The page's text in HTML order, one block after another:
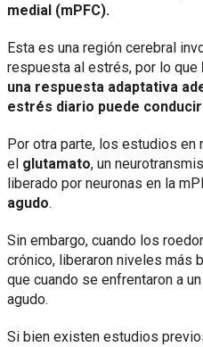
medial (mPFC).
Esta es una región cerebral
respuesta al estrés, por lo que
una respuesta adaptativa
estrés diario puede
Por otra parte, los estudios en
el glutamato, un
liberado por neuronas en la
agudo.
Sin embargo, cuando los
crónico, liberaron niveles más
que cuando se enfrentaron a
agudo.
Si bien existen estudios